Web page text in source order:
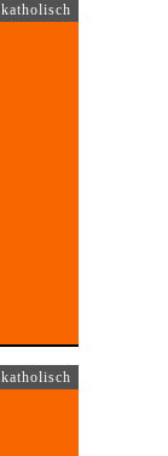
katholisch
katholisch